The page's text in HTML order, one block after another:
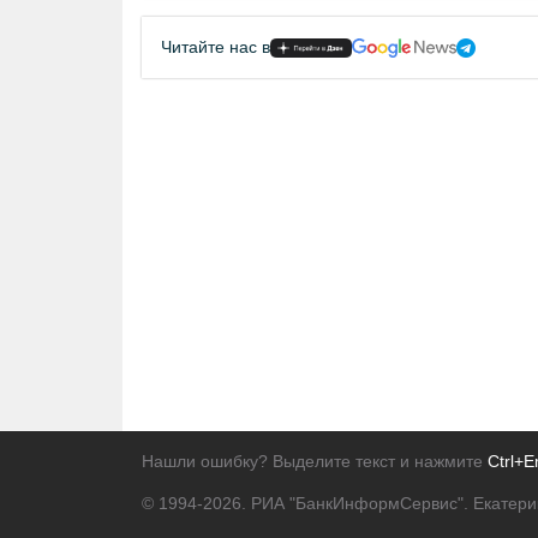
Читайте нас в
Нашли ошибку? Выделите текст и нажмите
© 1994-2026. РИА "БанкИнформСервис".